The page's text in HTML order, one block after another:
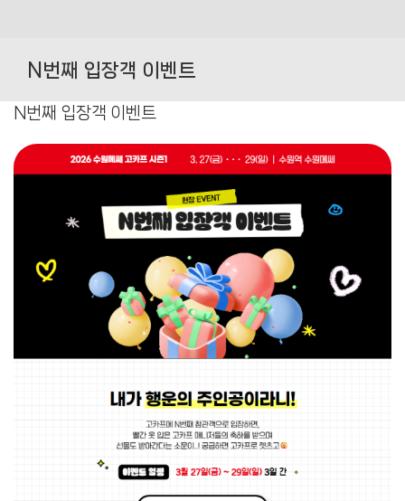
contentN번째 입장객 이벤트
N번째 입장객 이벤트